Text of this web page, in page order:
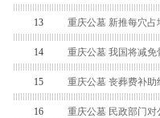
13 重庆公墓 新推每穴占
14 重庆公墓 我国将减
15 重庆公墓 丧葬费补助
16 重庆公墓 民政部门